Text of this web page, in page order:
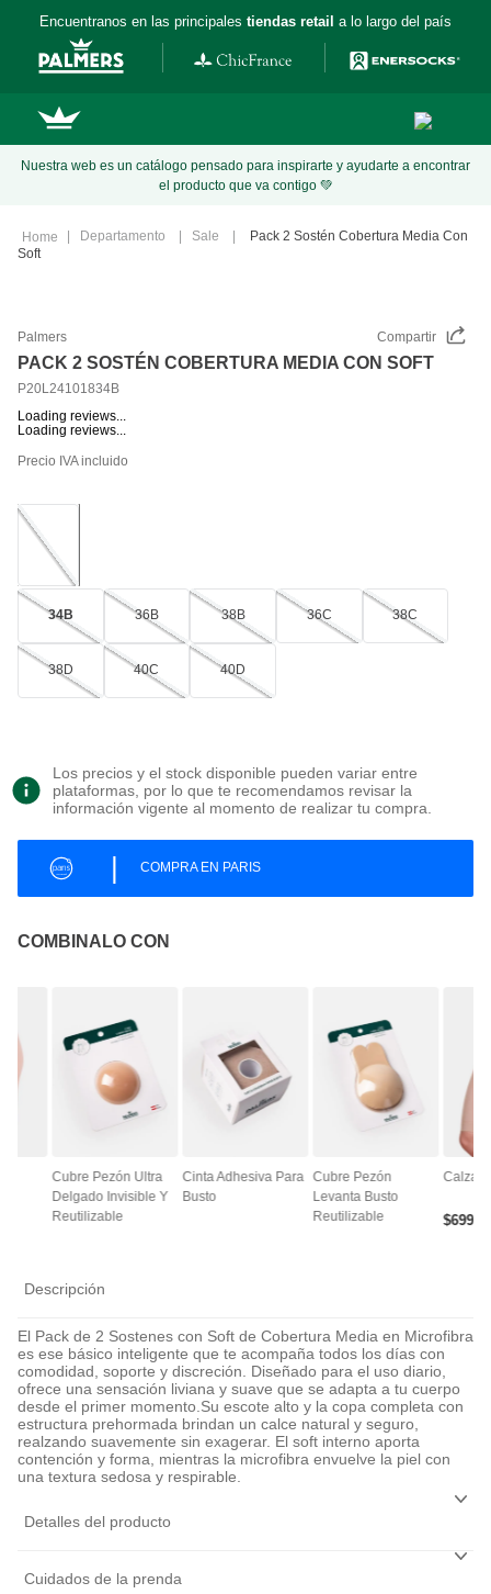
Encuentranos en las principales tiendas retail a lo largo del país
Nuestra web es un catálogo pensado para inspirarte y ayudarte a encontrar
el producto que va contigo 💚
Departamento Sale
Pack 2 Sostén Cobertura Media Con
Soft
Palmers Compartir
PACK 2 SOSTÉN COBERTURA MEDIA CON SOFT
P20L24101834B
Loading reviews...
Loading reviews...
Precio IVA incluido
34B 36B 38B 36C 38C
38D 40C 40D
Los precios y el stock disponible pueden variar entre
plataformas, por lo que te recomendamos revisar la
información vigente al momento de realizar tu compra.
| COMPRA EN PARIS
COMBINALO CON
Cubre Pezón Ultra
Delgado Invisible Y
Reutilizable
Cinta Adhesiva Para
Busto
Cubre Pezón
Levanta Busto
Reutilizable
Calza
$6990
Descripción
El Pack de 2 Sostenes con Soft de Cobertura Media en Microfibra
es ese básico inteligente que te acompaña todos los días con
comodidad, soporte y discreción. Diseñado para el uso diario,
ofrece una sensación liviana y suave que se adapta a tu cuerpo
desde el primer momento.Su escote alto y la copa completa con
estructura prehormada brindan un calce natural y seguro,
realzando suavemente sin exagerar. El soft interno aporta
contención y forma, mientras la microfibra envuelve la piel con
una textura sedosa y respirable.
Detalles del producto
Cuidados de la prenda